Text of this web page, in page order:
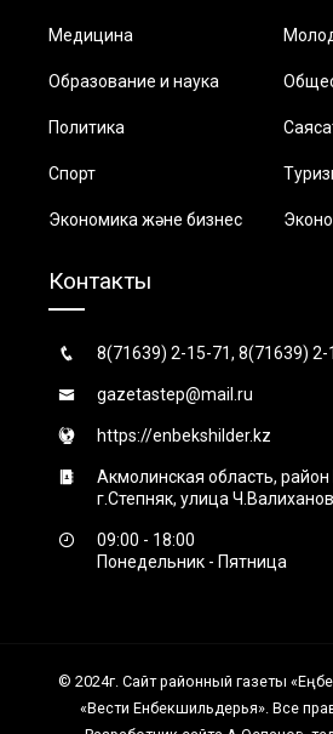
Медицина
Образование и наука
Политика
Спорт
Экономика және бизнес
Контакты
8(71639) 2-15-71, 8(71639) 2-
gazetastep@mail.ru
https://enbekshilder.kz
Акмолинская область,
г.Степняк, улица
09:00 - 18:00
Понедельник - Пятница
© 2024г. Сайт районный газеты
«Вести Енбекшильдерья». Все